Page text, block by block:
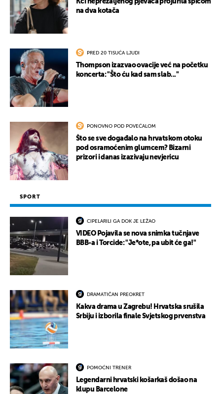
Kći neprežaljenog pjevača projurila špicom
na dva kotača
PRED 20 TISUĆA LJUDI
Thompson izazvao ovacije već na početku
koncerta: "Što ću kad sam slab..."
PONOVNO POD POVEĆALOM
Što se sve događalo na hrvatskom otoku
pod osramoćenim glumcem? Bizarni
prizori i danas izazivaju nevjericu
SPORT
CIPELARILI GA DOK JE LEŽAO
VIDEO Pojavila se nova snimka tučnjave
BBB-a i Torcide: "Je*ote, pa ubit će ga!"
DRAMATIČAN PREOKRET
Kakva drama u Zagrebu! Hrvatska srušila
Srbiju i izborila finale Svjetskog prvenstva
POMOĆNI TRENER
Legendarni hrvatski košarkaš došao na
klupu Barcelone